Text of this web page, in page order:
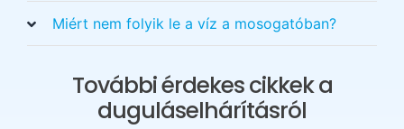
Miért nem folyik le a víz a mosogatóban?
További érdekes cikkek a
duguláselhárításról